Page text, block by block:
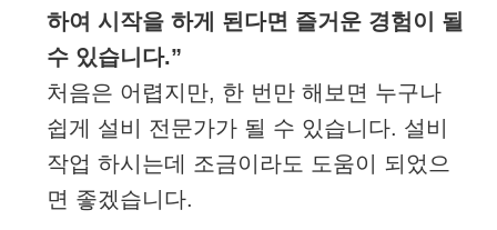
하여 시작을 하게 된다면 즐거운 경험이 될
수 있습니다.”
처음은 어렵지만, 한 번만 해보면 누구나
쉽게 설비 전문가가 될 수 있습니다. 설비
작업 하시는데 조금이라도 도움이 되었으
면 좋겠습니다.